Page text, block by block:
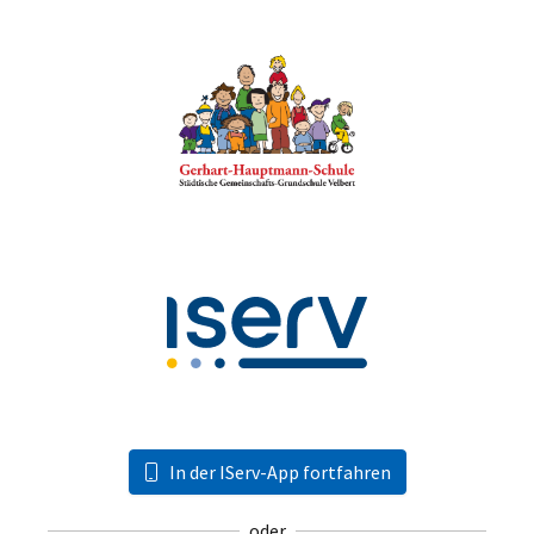
In der IServ-App fortfahren